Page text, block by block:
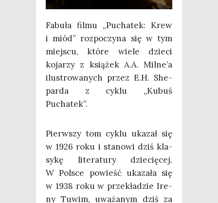
Fabu­ła fil­mu „Pucha­tek: Krew
i miód” roz­po­czy­na się w tym
miej­scu, któ­re wie­le dzie­ci
koja­rzy z ksią­żek A.A. Milne’a
ilu­stro­wa­nych przez E.H. She­
par­da z cyklu „Kubuś
Puchatek”.
Pierw­szy tom cyklu uka­zał się
w 1926 roku i sta­no­wi dziś kla­
sy­kę lite­ra­tu­ry dzie­cię­cej.
W Pol­sce powieść uka­za­ła się
w 1938 roku w prze­kła­dzie Ire­
ny Tuwim, uwa­ża­nym dziś za